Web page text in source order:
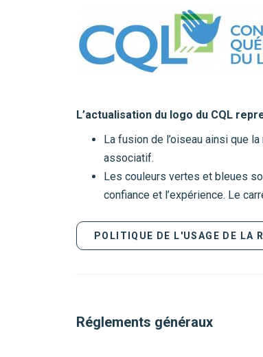
L’actualisation du logo du CQL
La fusion de l’oiseau ainsi que
associatif.
Les couleurs vertes et bleues
confiance et l’expérience. Le
POLITIQUE DE L'USAGE DE LA
Réglements généraux